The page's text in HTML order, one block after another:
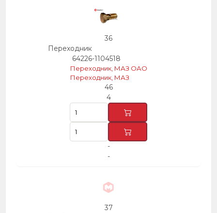
36
Переходник
64226-1104518
Переходник, МАЗ ОАО
Переходник, МАЗ
46
4
-
-
37